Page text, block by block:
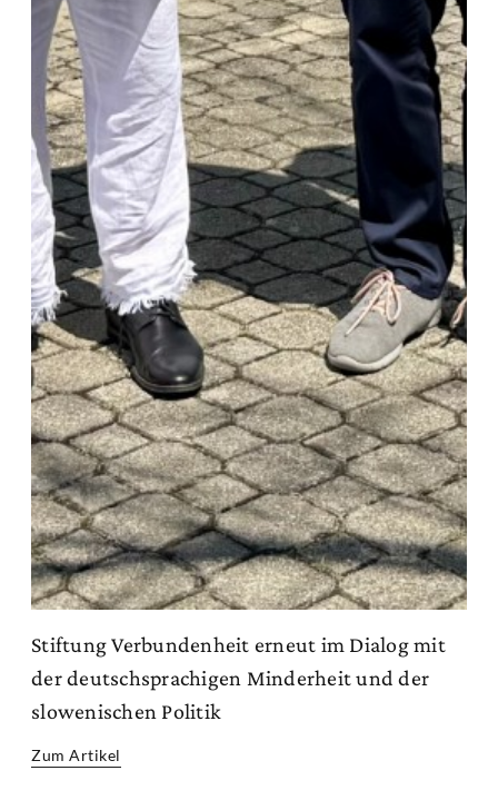
Stiftung Verbundenheit erneut im Dialog mit
der deutschsprachigen Minderheit und der
slowenischen Politik
Zum Artikel